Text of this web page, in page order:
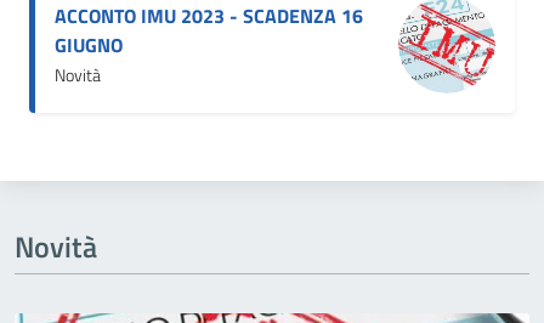
ACCONTO IMU 2023 - SCADENZA 16
GIUGNO
Novità
Novità